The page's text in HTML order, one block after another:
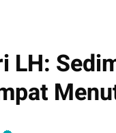
LH: